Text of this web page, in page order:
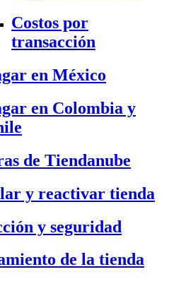
Costos por
transacción
en México
en Colombia y
de Tiendanube
y reactivar tienda
y seguridad
de la tienda